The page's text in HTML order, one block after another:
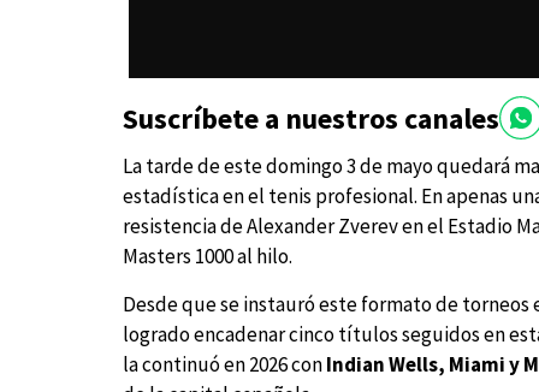
Suscríbete a nuestros canales
La tarde de este domingo 3 de mayo quedará
estadística en el tenis profesional. En apenas
resistencia de Alexander Zverev en el Estadio
Masters 1000 al hilo.
Desde que se instauró este formato de
logrado encadenar cinco títulos seguidos en
la continuó en 2026 conIndian Wells, Miami y